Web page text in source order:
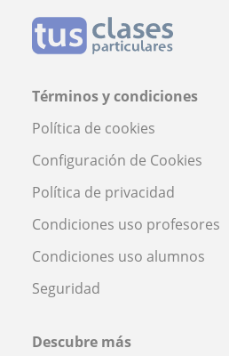
Términos y condiciones
Política de cookies
Configuración de Cookies
Política de privacidad
Condiciones uso profesores
Condiciones uso alumnos
Seguridad
Descubre más